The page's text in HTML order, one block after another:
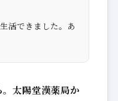
活できました。あ
太陽堂漢薬局か